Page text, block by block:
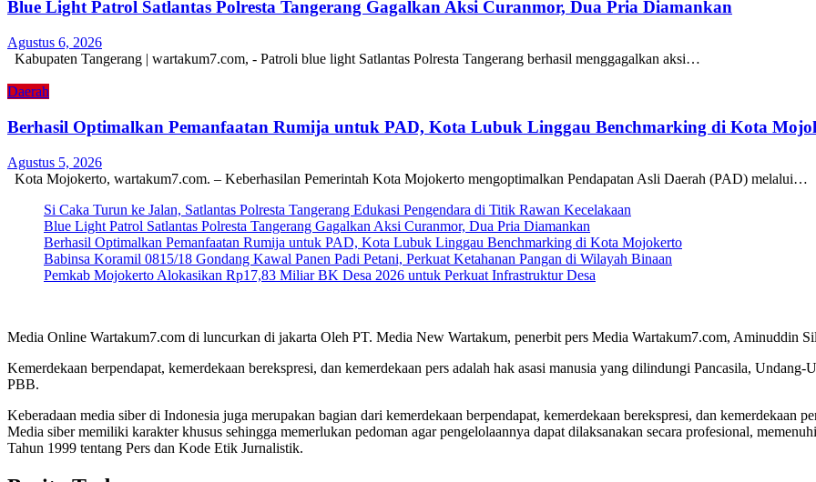
Blue Light Patrol Satlantas Polresta Tangerang Gagalkan Aksi Curanmor, Dua Pria Diamankan
Agustus 6, 2026
Kabupaten Tangerang | wartakum7.com, - Patroli blue light Satlantas Polresta Tangerang berhasil menggagalkan aksi…
Daerah
Berhasil Optimalkan Pemanfaatan Rumija untuk PAD, Kota Lubuk Linggau Benchmarking di Kota
Agustus 5, 2026
Kota Mojokerto, wartakum7.com. – Keberhasilan Pemerintah Kota Mojokerto mengoptimalkan Pendapatan Asli Daerah (PAD) melalui…
Si Caka Turun ke Jalan, Satlantas Polresta Tangerang Edukasi Pengendara di Titik Rawan Kecelakaan
Blue Light Patrol Satlantas Polresta Tangerang Gagalkan Aksi Curanmor, Dua Pria Diamankan
Berhasil Optimalkan Pemanfaatan Rumija untuk PAD, Kota Lubuk Linggau Benchmarking di Kota Mojokerto
Babinsa Koramil 0815/18 Gondang Kawal Panen Padi Petani, Perkuat Ketahanan Pangan di Wilayah Binaan
Pemkab Mojokerto Alokasikan Rp17,83 Miliar BK Desa 2026 untuk Perkuat Infrastruktur Desa
Media Online Wartakum7.com di luncurkan di jakarta Oleh PT. Media New Wartakum, penerbit pers Media Wartakum7.com, Aminuddin
Kemerdekaan berpendapat, kemerdekaan berekspresi, dan kemerdekaan pers adalah hak asasi manusia yang dilindungi Pancasila,
PBB.
Keberadaan media siber di Indonesia juga merupakan bagian dari kemerdekaan berpendapat, kemerdekaan berekspresi, dan kemerdekaan
Media siber memiliki karakter khusus sehingga memerlukan pedoman agar pengelolaannya dapat dilaksanakan secara profesional,
Tahun 1999 tentang Pers dan Kode Etik Jurnalistik.